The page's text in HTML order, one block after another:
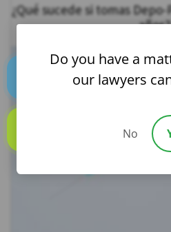
¿Qué sucede si tomas
años?
Do you have a
our lawyers
No